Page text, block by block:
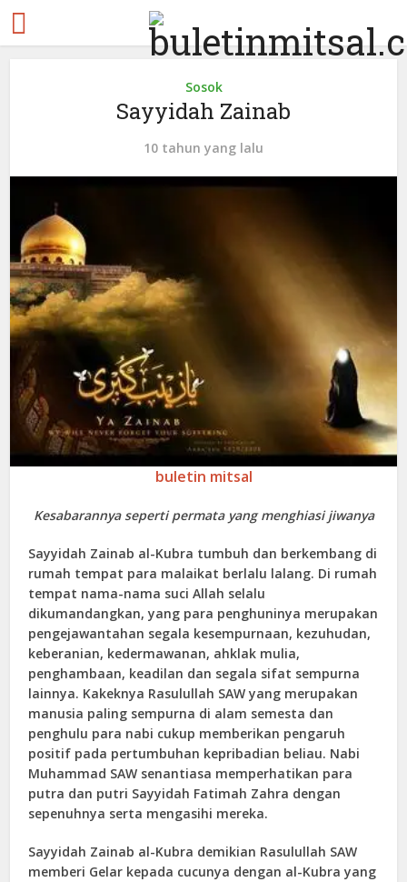
Sosok
Sayyidah Zainab
10 tahun yang lalu
buletin mitsal
Kesabarannya seperti permata yang menghiasi jiwanya
Sayyidah Zainab al-Kubra tumbuh dan berkembang di
rumah tempat para malaikat berlalu lalang. Di rumah
tempat nama-nama suci Allah selalu
dikumandangkan, yang para penghuninya merupakan
pengejawantahan segala kesempurnaan, kezuhudan,
keberanian, kedermawanan, ahklak mulia,
penghambaan, keadilan dan segala sifat sempurna
lainnya. Kakeknya Rasulullah SAW yang merupakan
manusia paling sempurna di alam semesta dan
penghulu para nabi cukup memberikan pengaruh
positif pada pertumbuhan kepribadian beliau. Nabi
Muhammad SAW senantiasa memperhatikan para
putra dan putri Sayyidah Fatimah Zahra dengan
sepenuhnya serta mengasihi mereka.
Sayyidah Zainab al-Kubra demikian Rasulullah SAW
memberi Gelar kepada cucunya dengan al-Kubra yang